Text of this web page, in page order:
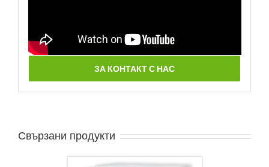
ЗА КОНТАКТ С НАС
Свързани продукти